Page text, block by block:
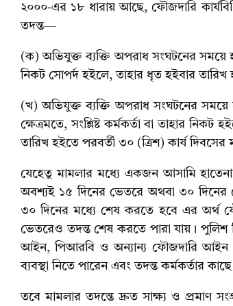
২০০০-এর ১৮ ধারায় আছে, ফৌজদারি
তদন্ত—
(ক) অভিযুক্ত ব্যক্তি অপরাধ সংঘটনের সময়ে
নিকট সোপর্দ হইলে, তাহার ধৃত হইবার তারিখ
(খ) অভিযুক্ত ব্যক্তি অপরাধ সংঘটনের সময়ে
ক্ষেত্রমতে, সংশ্লিষ্ট কর্মকর্তা বা তাহার নিকট
তারিখ হইতে পরবর্তী ৩০ (ত্রিশ) কার্য দিবসের
যেহেতু মামলার মধ্যে একজন আসামি
অবশ্যই ১৫ দিনের ভেতরে অথবা ৩০ দিনের
৩০ দিনের মধ্যে শেষ করতে হবে এর অর্থ
ভেতরেও তদন্ত শেষ করতে পারা যায়। পুলিশ
আইন, পিআরবি ও অন্যান্য ফৌজদারি আইন
ব্যবস্থা নিতে পারেন এবং তদন্ত কর্মকর্তার
তবে মামলার তদন্তে দ্রুত সাক্ষ্য ও প্রমাণ